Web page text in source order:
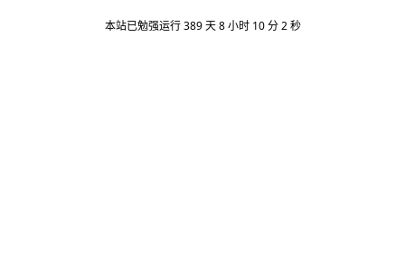
本站已勉强运行 389 天 8 小时 10 分 2 秒